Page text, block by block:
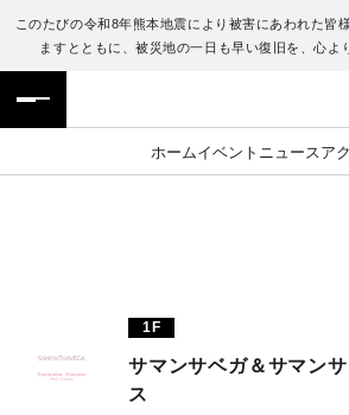
このたびの令和8年熊本地震により被害にあわれた皆
ますとともに、被災地の一日も早い復旧を、心よ
ホームイベント ニュース ア
フロアガイド
施設案内・アクセス
TAX FREE
ENGLISH
繁体字
日本語
1F
サマンサベガ＆サマン
ス